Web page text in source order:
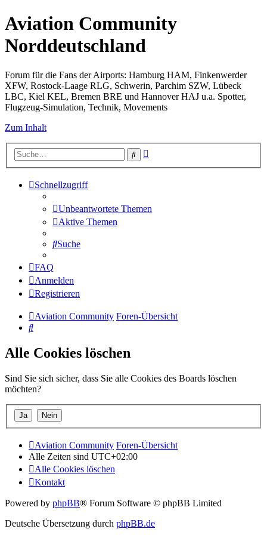
Aviation Community
Norddeutschland
Forum für die Fans der Airports: Hamburg HAM, Finkenwerder
XFW, Rostock-Laage RLG, Schwerin, Parchim SZW, Lübeck
LBC, Kiel KEL, Bremen BRE und Hannover HAJ u.a. Spotter,
Flugzeug-Simulation, Technik, Movements
Zum Inhalt
Suche
Schnellzugriff
Unbeantwortete Themen
Aktive Themen
Suche
FAQ
Anmelden
Registrieren
Aviation Community Foren-Übersicht
Suche
Alle Cookies löschen
Sind Sie sich sicher, dass Sie alle Cookies des Boards löschen
möchten?
Aviation Community Foren-Übersicht
Alle Zeiten sind UTC+02:00
Alle Cookies löschen
Kontakt
Powered by phpBB® Forum Software © phpBB Limited
Deutsche Übersetzung durch phpBB.de